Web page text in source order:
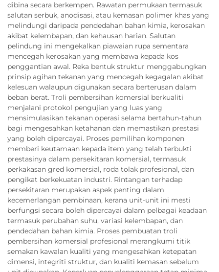
dibina secara berkempen. Rawatan permukaan termasuk
salutan serbuk, anodisasi, atau kemasan polimer khas yang
melindungi daripada pendedahan bahan kimia, kerosakan
akibat kelembapan, dan kehausan harian. Salutan
pelindung ini mengekalkan piawaian rupa sementara
mencegah kerosakan yang membawa kepada kos
penggantian awal. Reka bentuk struktur menggabungkan
prinsip agihan tekanan yang mencegah kegagalan akibat
kelesuan walaupun digunakan secara berterusan dalam
beban berat. Troli pembersihan komersial berkualiti
menjalani protokol pengujian yang luas yang
mensimulasikan tekanan operasi selama bertahun-tahun
bagi mengesahkan ketahanan dan memastikan prestasi
yang boleh dipercayai. Proses pemilihan komponen
memberi keutamaan kepada item yang telah terbukti
prestasinya dalam persekitaran komersial, termasuk
perkakasan gred komersial, roda tolak profesional, dan
pengikat berkekuatan industri. Rintangan terhadap
persekitaran merupakan aspek penting dalam
kecemerlangan pembinaan, kerana unit-unit ini mesti
berfungsi secara boleh dipercayai dalam pelbagai keadaan
termasuk perubahan suhu, variasi kelembapan, dan
pendedahan bahan kimia. Proses pembuatan troli
pembersihan komersial profesional merangkumi titik
semakan kawalan kualiti yang mengesahkan ketepatan
dimensi, integriti struktur, dan kualiti kemasan sebelum